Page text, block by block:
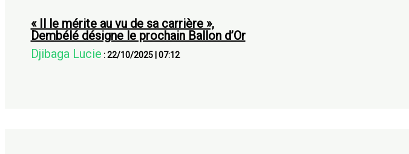
« Il le mérite au vu de sa carrière »,
Dembélé désigne le prochain Ballon d’Or
Djibaga Lucie :22/10/2025| 07:12